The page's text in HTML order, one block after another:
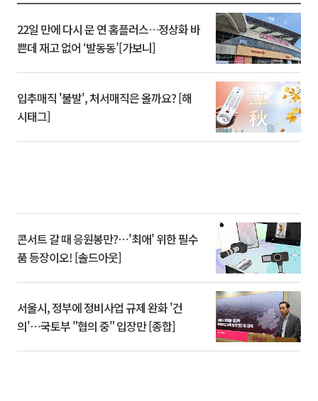
22일 만에 다시 문 연 홈플러스…정상화 바
쁜데 재고 없어 ‘발동동’[가보니]
입추매직 '불발', 처서매직은 올까요? [해
시태그]
콘서트 갈 때 응원봉만?⋯'최애' 위한 필수
품 등장이오! [솔드아웃]
서울시, 정부에 정비사업 규제 완화 '건
의'⋯국토부 "협의 중" 입장만 [종합]